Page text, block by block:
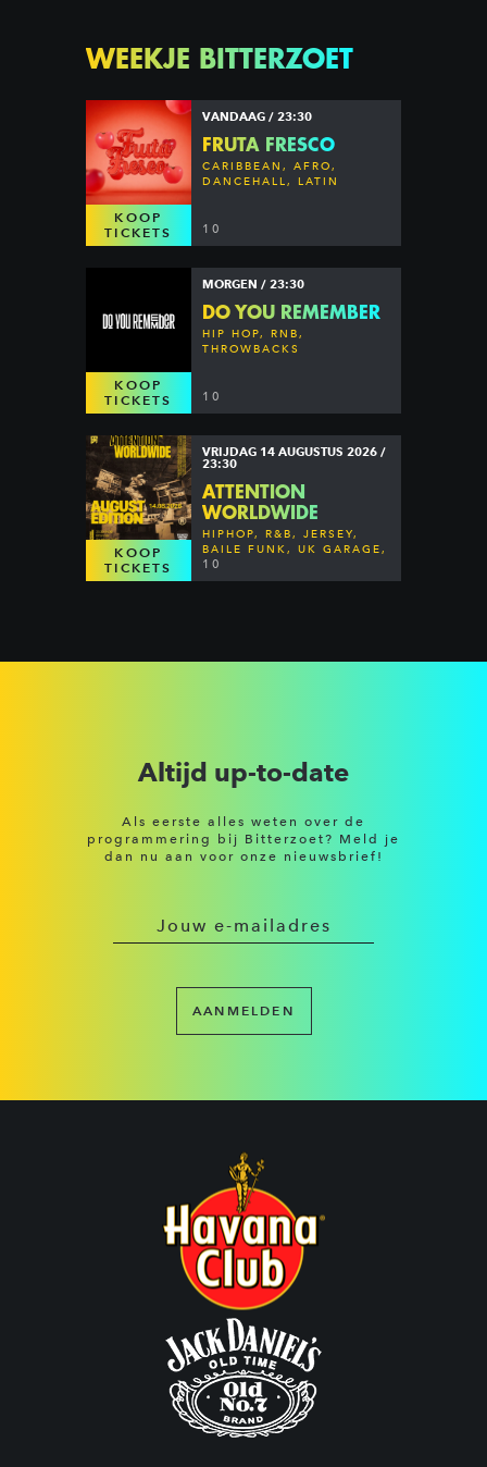
WEEKJE BITTERZOET
KOOP
TICKETS
VANDAAG / 23:30
FRUTA FRESCO
CARIBBEAN, AFRO,
DANCEHALL, LATIN
10
KOOP
TICKETS
MORGEN / 23:30
DO YOU REMEMBER
HIP HOP, RNB,
THROWBACKS
10
KOOP
TICKETS
VRIJDAG 14 AUGUSTUS 2026 /
23:30
ATTENTION
WORLDWIDE
HIPHOP, R&B, JERSEY,
BAILE FUNK, UK GARAGE,
DANCEHALL & MORE
10
Altijd up-to-date
Als eerste alles weten over de
programmering bij Bitterzoet? Meld je
dan nu aan voor onze nieuwsbrief!
AANMELDEN